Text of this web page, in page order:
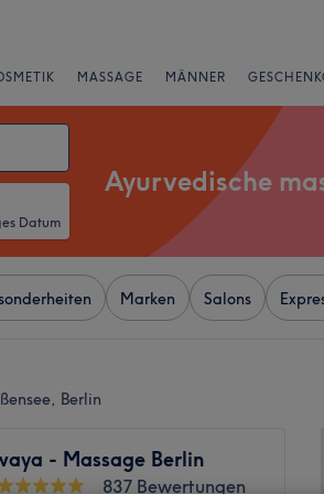
MASSAGE MÄNNER
Datum
Ayurvedische
Marken Salons
Berlin
- Massage Berlin
837 Bewertungen